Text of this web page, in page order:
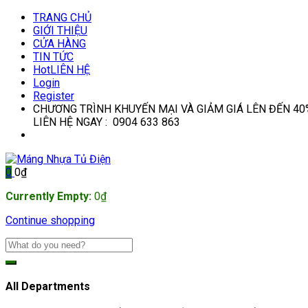
TRANG CHỦ
GIỚI THIỆU
CỬA HÀNG
TIN TỨC
HotLIÊN HỆ
Login
Register
CHƯƠNG TRÌNH KHUYẾN MẠI VÀ GIẢM GIÁ LÊN ĐẾN
LIÊN HỆ NGAY : 0904 633 863
0 0₫
Currently Empty: 0₫
Continue shopping
All Departments